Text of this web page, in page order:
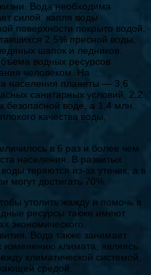
Вода необходима
силой, капля воды
поверхности покрыто водой,
2,5% пресной воды,
шапок и ледников.
водных ресурсов
человеком. На
населения планеты — 3,6
санитарных условий, 2,2
безопасной воде, а 1,4 млн.
качества воды,
в 6 раз и более чем
населения. В развитых
теряются из-за утечек, а в
могут достигать 70%.
утолить жажду и помочь в
ресурсы также имеют
экономического,
Вода также занимает
изменению климата, являясь
климатической системой,
средой.